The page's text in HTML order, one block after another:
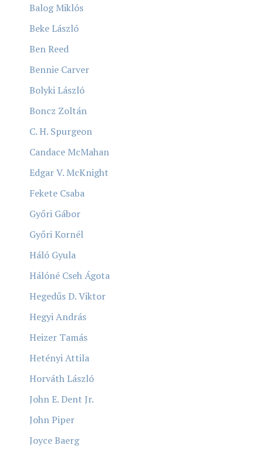
Balog Miklós
Beke László
Ben Reed
Bennie Carver
Bolyki László
Boncz Zoltán
C. H. Spurgeon
Candace McMahan
Edgar V. McKnight
Fekete Csaba
Győri Gábor
Győri Kornél
Háló Gyula
Hálóné Cseh Ágota
Hegedűs D. Viktor
Hegyi András
Heizer Tamás
Hetényi Attila
Horváth László
John E. Dent Jr.
John Piper
Joyce Baerg